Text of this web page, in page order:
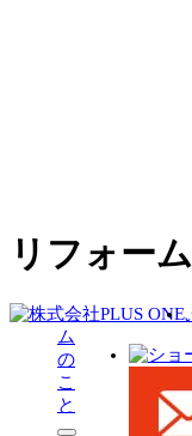
リフォー
ム
の
こ
と